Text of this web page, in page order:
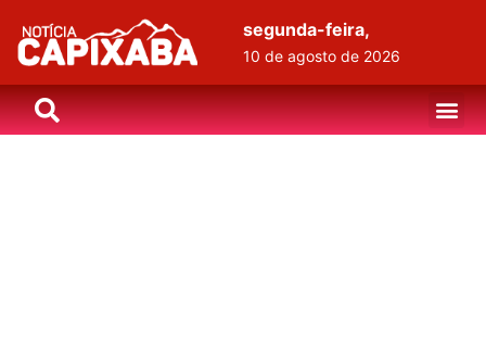
segunda-feira,
10 de agosto de 2026